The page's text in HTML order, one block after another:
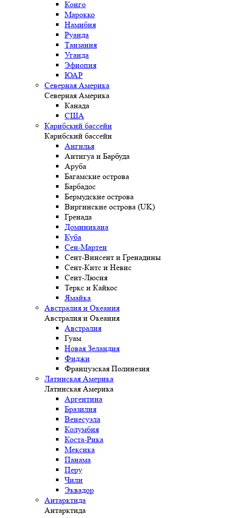
Конго
Марокко
Намибия
Руанда
Танзания
Уганда
Эфиопия
ЮАР
Северная Америка
Северная Америка
Канада
США
Карибский бассейн
Карибский бассейн
Ангилья
Антигуа и Барбуда
Аруба
Багамские острова
Барбадос
Бермудские острова
Виргинские острова (UK)
Гренада
Доминикана
Куба
Сен-Мартен
Сент-Винсент и Гренадины
Сент-Китс и Невис
Сент-Люсия
Теркс и Кайкос
Ямайка
Австралия и Океания
Австралия и Океания
Австралия
Гуам
Новая Зеландия
Фиджи
Французская Полинезия
Латинская Америка
Латинская Америка
Аргентина
Бразилия
Венесуэла
Колумбия
Коста-Рика
Мексика
Панама
Перу
Чили
Эквадор
Антарктида
Антарктида